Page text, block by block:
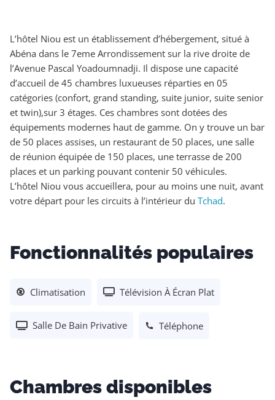
L’hôtel Niou est un établissement d’hébergement, situé à
Abéna dans le 7eme Arrondissement sur la rive droite de
l’Avenue Pascal Yoadoumnadji. Il dispose une capacité
d’accueil de 45 chambres luxueuses réparties en 05
catégories (confort, grand standing, suite junior, suite senior
et twin),sur 3 étages. Ces chambres sont dotées des
équipements modernes haut de gamme. On y trouve un bar
de 50 places assises, un restaurant de 50 places, une salle
de réunion équipée de 150 places, une terrasse de 200
places et un parking pouvant contenir 50 véhicules.
L’hôtel Niou vous accueillera, pour au moins une nuit, avant
votre départ pour les circuits à l’intérieur du Tchad.
Fonctionnalités populaires
Climatisation Télévision À Écran Plat
Salle De Bain Privative Téléphone
Chambres disponibles